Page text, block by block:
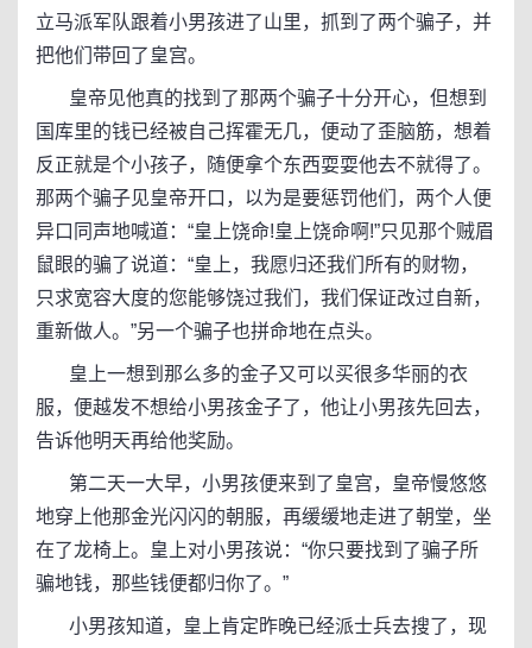
立马派军队跟着小男孩进了山里，抓到了两个骗子，并
把他们带回了皇宫。
皇帝见他真的找到了那两个骗子十分开心，但想到
国库里的钱已经被自己挥霍无几，便动了歪脑筋，想着
反正就是个小孩子，随便拿个东西耍耍他去不就得了。
那两个骗子见皇帝开口，以为是要惩罚他们，两个人便
异口同声地喊道：“皇上饶命!皇上饶命啊!”只见那个贼眉
鼠眼的骗了说道：“皇上，我愿归还我们所有的财物，
只求宽容大度的您能够饶过我们，我们保证改过自新，
重新做人。”另一个骗子也拼命地在点头。
皇上一想到那么多的金子又可以买很多华丽的衣
服，便越发不想给小男孩金子了，他让小男孩先回去，
告诉他明天再给他奖励。
第二天一大早，小男孩便来到了皇宫，皇帝慢悠悠
地穿上他那金光闪闪的朝服，再缓缓地走进了朝堂，坐
在了龙椅上。皇上对小男孩说：“你只要找到了骗子所
骗地钱，那些钱便都归你了。”
小男孩知道，皇上肯定昨晚已经派士兵去搜了，现